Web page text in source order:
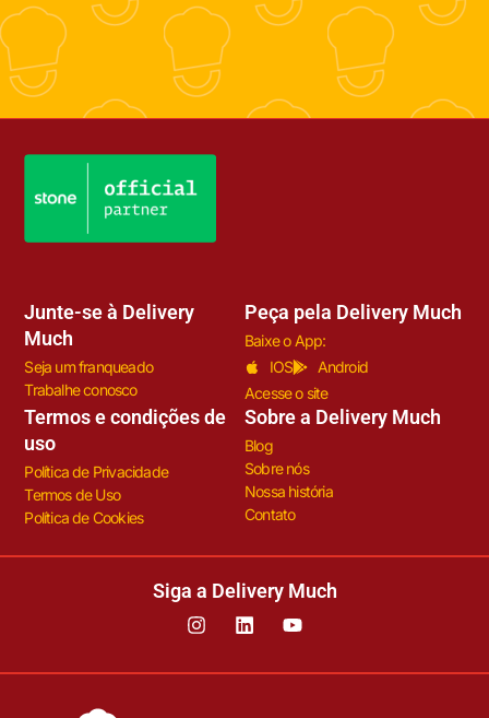
Junte-se à Delivery
Much
Seja um franqueado
Trabalhe conosco
Peça pela Delivery Much
Baixe o App:
IOS
Android
Acesse o site
Termos e condições de
uso
Política de Privacidade
Termos de Uso
Política de Cookies
Sobre a Delivery Much
Blog
Sobre nós
Nossa história
Contato
Siga a Delivery Much